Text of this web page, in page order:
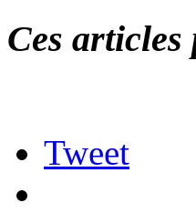
Ces articles
Tweet